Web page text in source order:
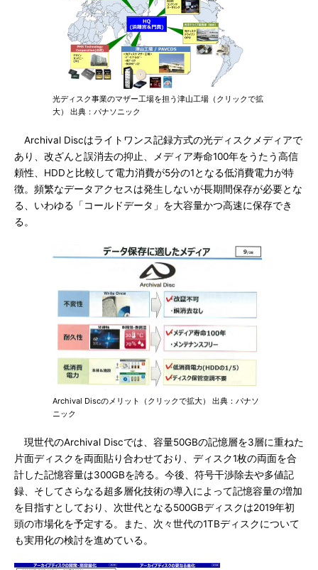
光ディスク事業のマザー工場を担う津山工場（クリックで拡
大） 出典：パナソニック
Archival Discはライトワンス記録方式の光ディスクメディアで
あり、改ざんと誤消去の抑止、メディア寿命100年をうたう高信
頼性、HDDと比較して電力消費が5分の1となる低消費電力が特
徴。頻繁なデータアクセスは発生しないが長期間保存が必要とな
る、いわゆる「コールドデータ」を大容量かつ高速に保存でき
る。
Archival Discのメリット（クリックで拡大） 出典：パナソ
ニック
現世代のArchival Discでは、容量50GBの記憶層を3層に重ねた
片面ディスクを両面貼り合わせており、ディスク1枚の両面を合
計した記憶容量は300GBを誇る。今後、符号干渉除去や多値記
録、そしてさらなる超多層化技術の導入によって記憶容量の増加
を目指すとしており、次世代となる500GBディスクは2019年初
頭の市場化を予定する。また、次々世代の1TBディスクについて
も実用化の検討を進めている。